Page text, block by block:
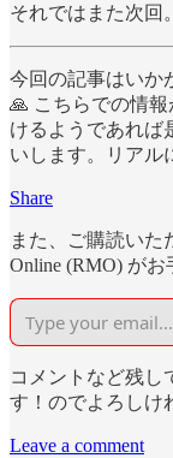
それではまた次回。
今回の記事はいか
🙏 こちらでの情
けるようであれば
いします。リアル
Share
また、ご購読いた
Online (RMO) が
コメントなど残し
す！のでよろしけ
Leave a comment